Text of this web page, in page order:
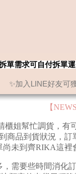
✨加入LINE好友可
單需求可自付拆單